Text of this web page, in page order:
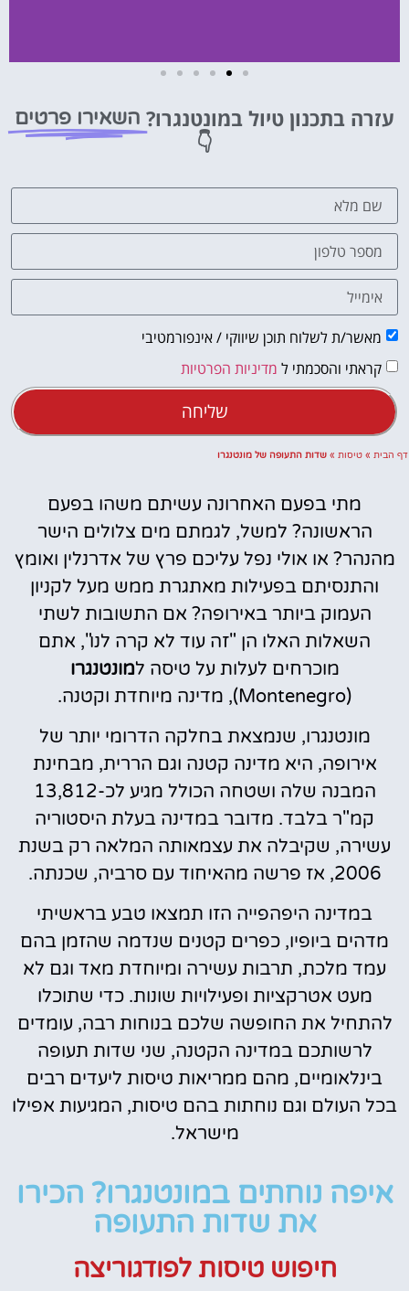
רכב
פה!
עזרה בתכנון טיול במונטנגרו? השאירו פרטים
👇
מאשר/ת לשלוח תוכן שיווקי / אינפורמטיבי
קראתי והסכמתי ל מדיניות הפרטיות
שליחה
דף הבית » טיסות » שדות התעופה של מונטנגרו
מתי בפעם האחרונה עשיתם משהו בפעם
הראשונה? למשל, לגמתם מים צלולים הישר
מהנהר? או אולי נפל עליכם פרץ של אדרנלין ואומץ
והתנסיתם בפעילות מאתגרת ממש מעל לקניון
העמוק ביותר באירופה? אם התשובות לשתי
השאלות האלו הן "זה עוד לא קרה לנו", אתם
מוכרחים לעלות על טיסה למונטנגרו
(Montenegro), מדינה מיוחדת וקטנה.
מונטנגרו, שנמצאת בחלקה הדרומי יותר של
אירופה, היא מדינה קטנה וגם הררית, מבחינת
המבנה שלה ושטחה הכולל מגיע לכ-13,812
קמ"ר בלבד. מדובר במדינה בעלת היסטוריה
עשירה, שקיבלה את עצמאותה המלאה רק בשנת
2006, אז פרשה מהאיחוד עם סרביה, שכנתה.
במדינה היפהפייה הזו תמצאו טבע בראשיתי
מדהים ביופיו, כפרים קטנים שנדמה שהזמן בהם
עמד מלכת, תרבות עשירה ומיוחדת מאד וגם לא
מעט אטרקציות ופעילויות שונות. כדי שתוכלו
להתחיל את החופשה שלכם בנוחות רבה, עומדים
לרשותכם במדינה הקטנה, שני שדות תעופה
בינלאומיים, מהם ממריאות טיסות ליעדים רבים
בכל העולם וגם נוחתות בהם טיסות, המגיעות אפילו
מישראל.
איפה נוחתים במונטנגרו? הכירו
את שדות התעופה
חיפוש טיסות לפודגוריצה